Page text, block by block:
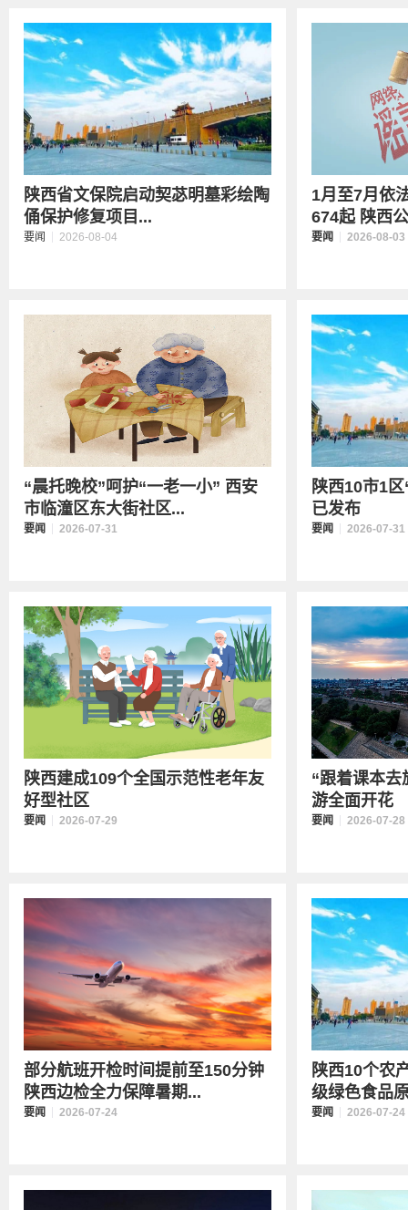
陕西省文保院启动契苾明墓彩绘陶
俑保护修复项目 ...
要闻 2026-08-04
1月至7月依
674起 陕西
要闻 2026-08-03
“晨托晚校”呵护“一老一小” 西安
市临潼区东大街社区...
要闻 2026-07-31
陕西10市1
已发布
要闻 2026-07-31
陕西建成109个全国示范性老年友
好型社区
要闻 2026-07-29
“跟着课本去
游全面开花
要闻 2026-07-28
部分航班开检时间提前至150分钟
陕西边检全力保障暑期...
要闻 2026-07-24
陕西10个农
级绿色食品
要闻 2026-07-24